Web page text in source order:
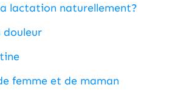
lactation naturellement?
douleur
femme et de maman